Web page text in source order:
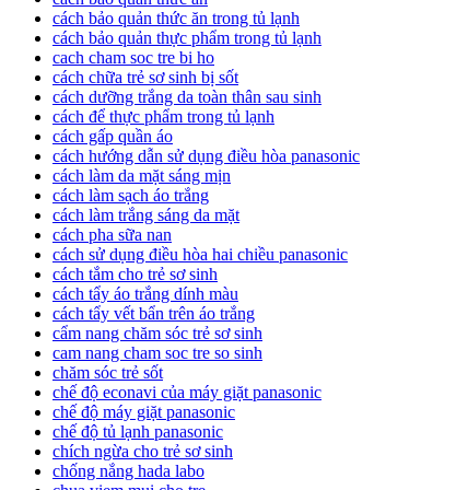
cách bảo quản thức ăn trong tủ lạnh
cách bảo quản thực phẩm trong tủ lạnh
cach cham soc tre bi ho
cách chữa trẻ sơ sinh bị sốt
cách dưỡng trắng da toàn thân sau sinh
cách để thực phẩm trong tủ lạnh
cách gấp quần áo
cách hướng dẫn sử dụng điều hòa panasonic
cách làm da mặt sáng mịn
cách làm sạch áo trắng
cách làm trắng sáng da mặt
cách pha sữa nan
cách sử dụng điều hòa hai chiều panasonic
cách tắm cho trẻ sơ sinh
cách tẩy áo trắng dính màu
cách tẩy vết bẩn trên áo trắng
cẩm nang chăm sóc trẻ sơ sinh
cam nang cham soc tre so sinh
chăm sóc trẻ sốt
chế độ econavi của máy giặt panasonic
chế độ máy giặt panasonic
chế độ tủ lạnh panasonic
chích ngừa cho trẻ sơ sinh
chống nắng hada labo